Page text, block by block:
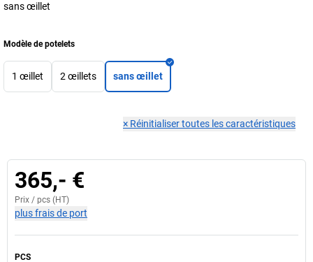
sans œillet
Modèle de potelets
1 œillet 2 œillets sans œillet
× Réinitialiser toutes les caractéristiques
365,- €
Prix / pcs (HT)
plus frais de port
PCS